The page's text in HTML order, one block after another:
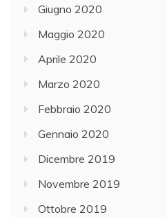
Giugno 2020
Maggio 2020
Aprile 2020
Marzo 2020
Febbraio 2020
Gennaio 2020
Dicembre 2019
Novembre 2019
Ottobre 2019